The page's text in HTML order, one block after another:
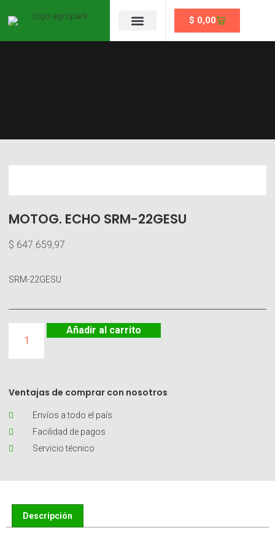
$ 0,00
MOTOG. ECHO SRM-22GESU
$ 647.659,97
SRM-22GESU
Añadir al carrito
Ventajas de comprar con nosotros
Envíos a todo el país
Facilidad de pagos
Servicio técnico
Descripción